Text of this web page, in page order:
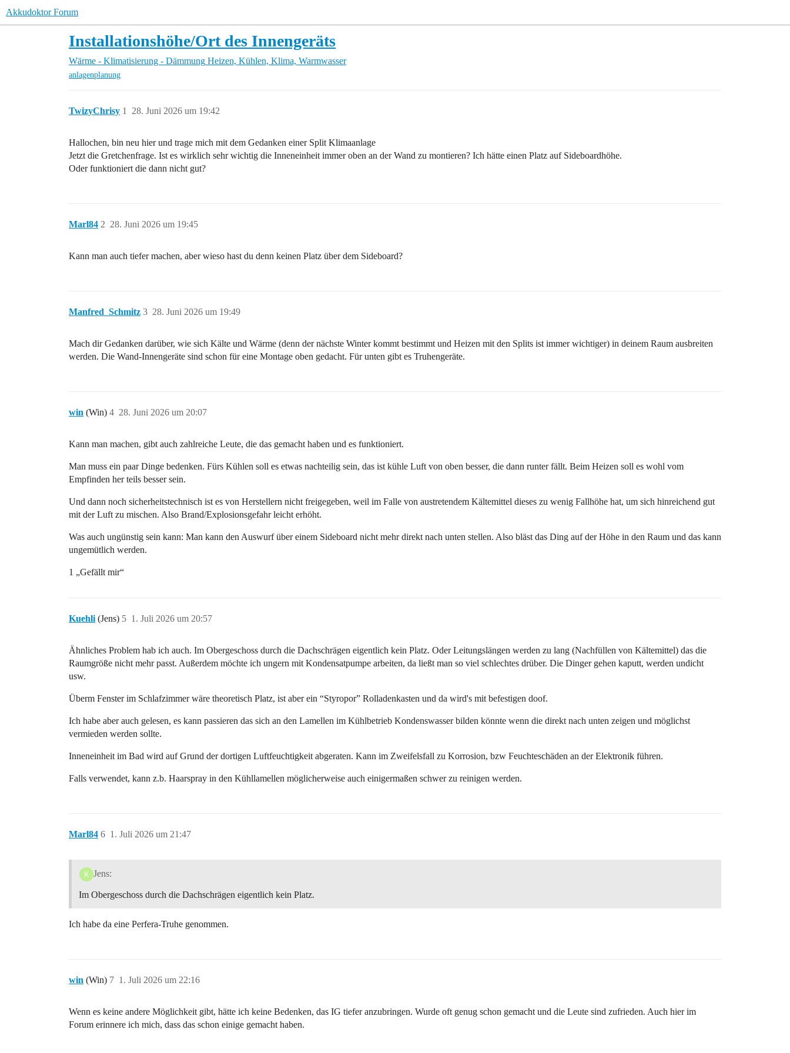
Akkudoktor Forum
Installationshöhe/Ort des Innengeräts
Wärme - Klimatisierung - Dämmung Heizen, Kühlen, Klima, Warmwasser
anlagenplanung
TwizyChrisy 28. Juni 2026 um 19:42
1
Hallochen, bin neu hier und trage mich mit dem Gedanken einer Split Klimaanlage
Jetzt die Gretchenfrage. Ist es wirklich sehr wichtig die Inneneinheit immer oben an der Wand zu montieren? Ich hätte einen Platz auf Sideboardhöhe.
Oder funktioniert die dann nicht gut?
Marl84 28. Juni 2026 um 19:45
2
Kann man auch tiefer machen, aber wieso hast du denn keinen Platz über dem Sideboard?
Manfred_Schmitz 28. Juni 2026 um 19:49
3
Mach dir Gedanken darüber, wie sich Kälte und Wärme (denn der nächste Winter kommt bestimmt und Heizen mit den Splits ist immer wichtiger) in deinem Raum ausbreiten
werden. Die Wand-Innengeräte sind schon für eine Montage oben gedacht. Für unten gibt es Truhengeräte.
win (Win) 28. Juni 2026 um 20:07
4
Kann man machen, gibt auch zahlreiche Leute, die das gemacht haben und es funktioniert.
Man muss ein paar Dinge bedenken. Fürs Kühlen soll es etwas nachteilig sein, das ist kühle Luft von oben besser, die dann runter fällt. Beim Heizen soll es wohl vom
Empfinden her teils besser sein.
Und dann noch sicherheitstechnisch ist es von Herstellern nicht freigegeben, weil im Falle von austretendem Kältemittel dieses zu wenig Fallhöhe hat, um sich hinreichend gut
mit der Luft zu mischen. Also Brand/Explosionsgefahr leicht erhöht.
Was auch ungünstig sein kann: Man kann den Auswurf über einem Sideboard nicht mehr direkt nach unten stellen. Also bläst das Ding auf der Höhe in den Raum und das kann
ungemütlich werden.
1 „Gefällt mir“
Kuehli (Jens) 1. Juli 2026 um 20:57
5
Ähnliches Problem hab ich auch. Im Obergeschoss durch die Dachschrägen eigentlich kein Platz. Oder Leitungslängen werden zu lang (Nachfüllen von Kältemittel) das die
Raumgröße nicht mehr passt. Außerdem möchte ich ungern mit Kondensatpumpe arbeiten, da ließt man so viel schlechtes drüber. Die Dinger gehen kaputt, werden undicht
usw.
Überm Fenster im Schlafzimmer wäre theoretisch Platz, ist aber ein “Styropor” Rolladenkasten und da wird's mit befestigen doof.
Ich habe aber auch gelesen, es kann passieren das sich an den Lamellen im Kühlbetrieb Kondenswasser bilden könnte wenn die direkt nach unten zeigen und möglichst
vermieden werden sollte.
Inneneinheit im Bad wird auf Grund der dortigen Luftfeuchtigkeit abgeraten. Kann im Zweifelsfall zu Korrosion, bzw Feuchteschäden an der Elektronik führen.
Falls verwendet, kann z.b. Haarspray in den Kühllamellen möglicherweise auch einigermaßen schwer zu reinigen werden.
Marl84 1. Juli 2026 um 21:47
6
Jens:
Im Obergeschoss durch die Dachschrägen eigentlich kein Platz.
Ich habe da eine Perfera-Truhe genommen.
win (Win) 1. Juli 2026 um 22:16
7
Wenn es keine andere Möglichkeit gibt, hätte ich keine Bedenken, das IG tiefer anzubringen. Wurde oft genug schon gemacht und die Leute sind zufrieden. Auch hier im
Forum erinnere ich mich, dass das schon einige gemacht haben.